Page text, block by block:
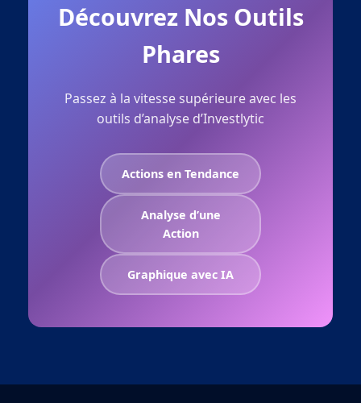
Découvrez Nos Outils
Phares
Passez à la vitesse supérieure avec les
outils d’analyse d’Investlytic
Actions en Tendance
Analyse d’une
Action
Graphique avec IA